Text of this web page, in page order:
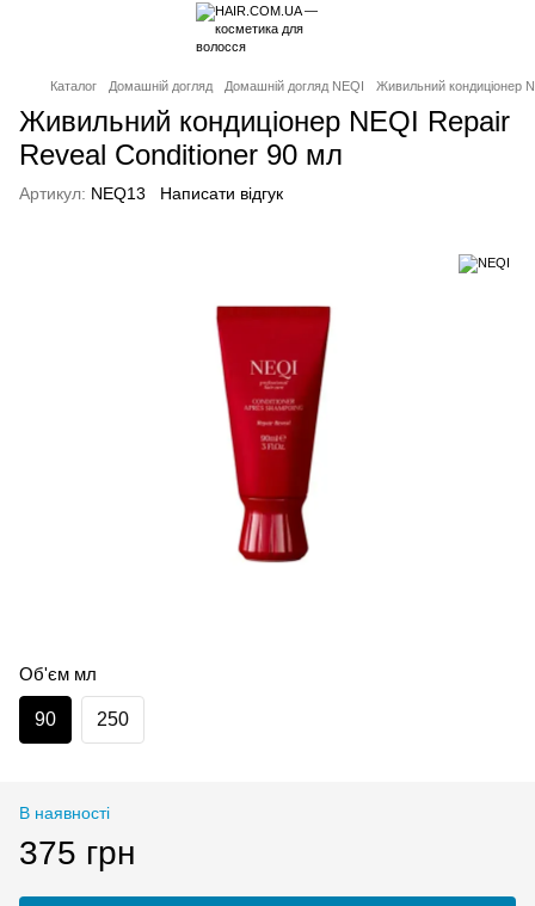
Каталог Домашній догляд Домашній догляд NEQI Живильний кондиціонер
Живильний кондиціонер NEQI Repair
Reveal Conditioner 90 мл
Артикул: NEQ13 Написати відгук
Об'єм мл
90 250
В наявності
375 грн